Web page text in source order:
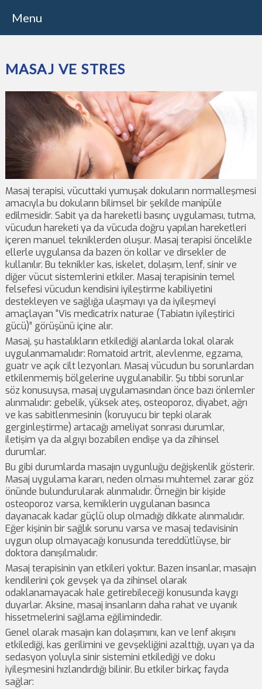
Menu
MASAJ VE STRES
Masaj terapisi, vücuttaki yumuşak dokuların normalleşmesi
amacıyla bu dokuların bilimsel bir şekilde manipüle
edilmesidir. Sabit ya da hareketli basınç uygulaması, tutma,
vücudun hareketi ya da vücuda doğru yapılan hareketleri
içeren manuel tekniklerden oluşur. Masaj terapisi öncelikle
ellerle uygulansa da bazen ön kollar ve dirsekler de
kullanılır. Bu teknikler kas, iskelet, dolaşım, lenf, sinir ve
diğer vücut sistemlerini etkiler. Masaj terapisinin temel
felsefesi vücudun kendisini iyileştirme kabiliyetini
destekleyen ve sağlığa ulaşmayı ya da iyileşmeyi
amaçlayan “Vis medicatrix naturae (Tabiatın iyileştirici
gücü)” görüşünü içine alır.
Masaj, şu hastalıkların etkilediği alanlarda lokal olarak
uygulanmamalıdır: Romatoid artrit, alevlenme, egzama,
guatr ve açık cilt lezyonları. Masaj vücudun bu sorunlardan
etkilenmemiş bölgelerine uygulanabilir. Şu tıbbi sorunlar
söz konusuysa, masaj uygulamasından önce bazı önlemler
alınmalıdır: gebelik, yüksek ateş, osteoporoz, diyabet, ağrı
ve kas sabitlenmesinin (koruyucu bir tepki olarak
gerginleştirme) artacağı ameliyat sonrası durumlar,
iletişim ya da algıyı bozabilen endişe ya da zihinsel
durumlar.
Bu gibi durumlarda masajın uygunluğu değişkenlik gösterir.
Masaj uygulama kararı, neden olması muhtemel zarar göz
önünde bulundurularak alınmalıdır. Örneğin bir kişide
osteoporoz varsa, kemiklerin uygulanan basınca
dayanacak kadar güçlü olup olmadığı dikkate alınmalıdır.
Eğer kişinin bir sağlık sorunu varsa ve masaj tedavisinin
uygun olup olmayacağı konusunda tereddütlüyse, bir
doktora danışılmalıdır.
Masaj terapisinin yan etkileri yoktur. Bazen insanlar, masajın
kendilerini çok gevşek ya da zihinsel olarak
odaklanamayacak hale getirebileceği konusunda kaygı
duyarlar. Aksine, masaj insanların daha rahat ve uyanık
hissetmelerini sağlama eğilimindedir.
Genel olarak masajın kan dolaşımını, kan ve lenf akışını
etkilediği, kas gerilimini ve gevşekliğini azalttığı, uyarı ya da
sedasyon yoluyla sinir sistemini etkilediği ve doku
iyileşmesini hızlandırdığı bilinir. Bu etkiler birkaç fayda
sağlar: